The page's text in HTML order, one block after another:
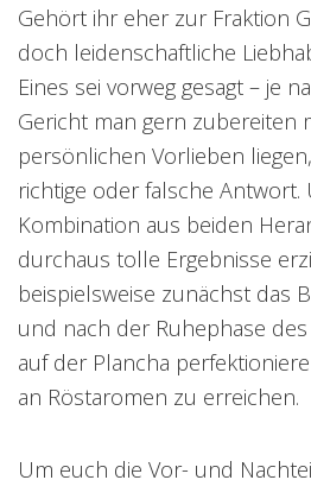
Gehört ihr eher zur Fraktion
doch leidenschaftliche
Eines sei vorweg gesagt – je
Gericht man gern zubereiten
persönlichen Vorlieben
richtige oder falsche Antwort.
Kombination aus beiden
durchaus tolle Ergebnisse
beispielsweise zunächst das
und nach der Ruhephase
auf der Plancha
an Röstaromen zu erreichen.
Um euch die Vor- und